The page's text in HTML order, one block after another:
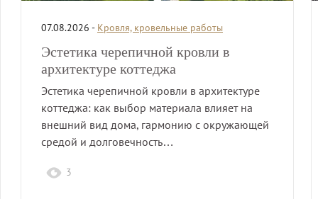
07.08.2026 - Кровля, кровельные работы
Эстетика черепичной кровли в
архитектуре коттеджа
Эстетика черепичной кровли в архитектуре
коттеджа: как выбор материала влияет на
внешний вид дома, гармонию с окружающей
средой и долговечность…
3